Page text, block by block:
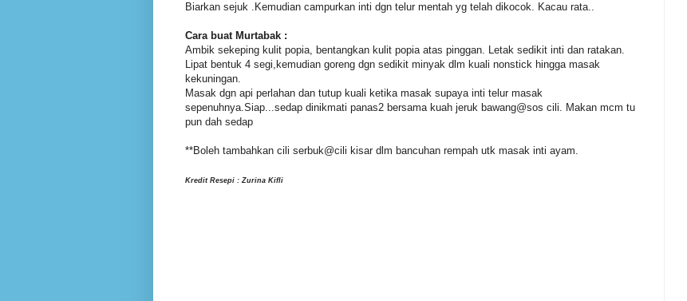
Biarkan sejuk .Kemudian campurkan inti dgn telur mentah yg telah dikocok. Kacau rata..
Cara buat Murtabak :
Ambik sekeping kulit popia, bentangkan kulit popia atas pinggan. Letak sedikit inti dan ratakan.
Lipat bentuk 4 segi,kemudian goreng dgn sedikit minyak dlm kuali nonstick hingga masak
kekuningan.
Masak dgn api perlahan dan tutup kuali ketika masak supaya inti telur masak
sepenuhnya.Siap...sedap dinikmati panas2 bersama kuah jeruk bawang@sos cili. Makan mcm tu
pun dah sedap
**Boleh tambahkan cili serbuk@cili kisar dlm bancuhan rempah utk masak inti ayam.
Kredit Resepi : Zurina Kifli‎